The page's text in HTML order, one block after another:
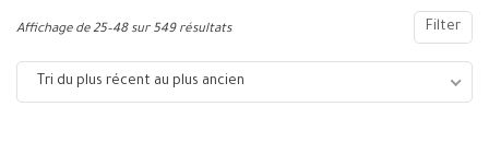
Filter
Affichage de 25–48 sur 549 résultats
Tri du plus récent au plus ancien